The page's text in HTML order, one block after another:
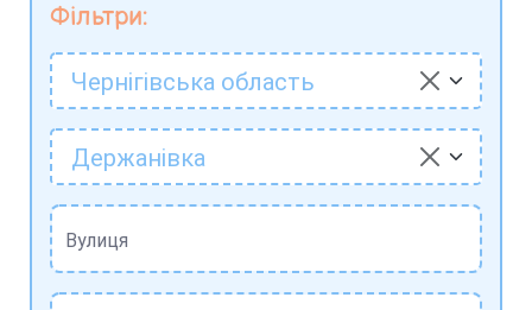
Фільтри:
Чернігівська область
Держанівка
Вулиця